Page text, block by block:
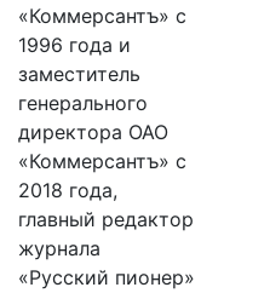
«Коммерсантъ» с
1996 года и
заместитель
генерального
директора ОАО
«Коммерсантъ» с
2018 года,
главный редактор
журнала
«Русский пионер»